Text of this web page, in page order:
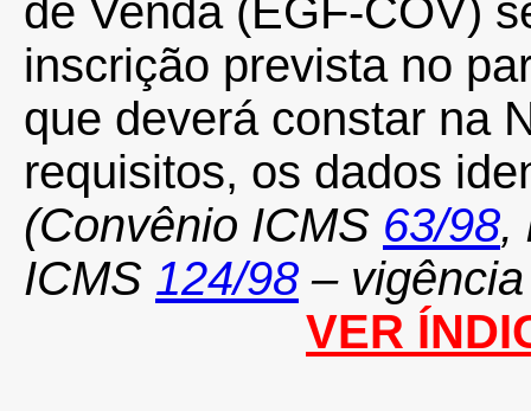
de Venda (EGF-COV)
inscrição prevista no
que deverá constar na
requisitos, os dados
(Convênio ICMS 63/98,
ICMS 124/98 – vigência
VER